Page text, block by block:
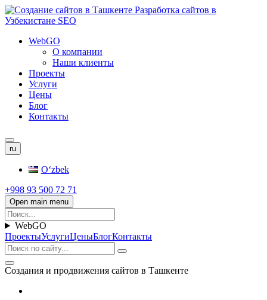
WebGO
О компании
Наши клиенты
Проекты
Услуги
Цены
Блог
Контакты
ru
Oʻzbek
+998 93 500 72 71
Open main menu
WebGO
ПроектыУслугиЦеныБлогКонтакты
Создания и продвижения сайтов в Ташкенте